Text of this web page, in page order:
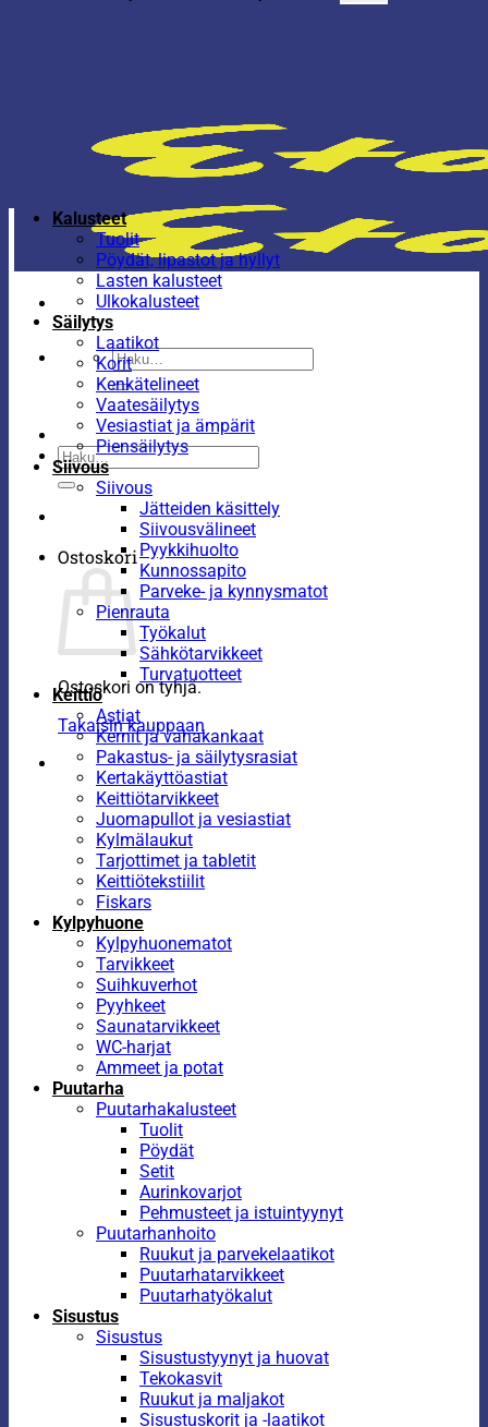
Etsi:
Etsi:
Ostoskori
Ostoskori on tyhjä.
Takaisin kauppaan
Kalusteet
Tuolit
Pöydät, lipastot ja hyllyt
Lasten kalusteet
Ulkokalusteet
Säilytys
Laatikot
Korit
Kenkätelineet
Vaatesäilytys
Vesiastiat ja ämpärit
Piensäilytys
Siivous
Siivous
Jätteiden käsittely
Siivousvälineet
Pyykkihuolto
Kunnossapito
Parveke- ja kynnysmatot
Pienrauta
Työkalut
Sähkötarvikkeet
Turvatuotteet
Keittiö
Astiat
Kernit ja vahakankaat
Pakastus- ja säilytysrasiat
Kertakäyttöastiat
Keittiötarvikkeet
Juomapullot ja vesiastiat
Kylmälaukut
Tarjottimet ja tabletit
Keittiötekstiilit
Fiskars
Kylpyhuone
Kylpyhuonematot
Tarvikkeet
Suihkuverhot
Pyyhkeet
Saunatarvikkeet
WC-harjat
Ammeet ja potat
Puutarha
Puutarhakalusteet
Tuolit
Pöydät
Setit
Aurinkovarjot
Pehmusteet ja istuintyynyt
Puutarhanhoito
Ruukut ja parvekelaatikot
Puutarhatarvikkeet
Puutarhatyökalut
Sisustus
Sisustus
Sisustustyynyt ja huovat
Tekokasvit
Ruukut ja maljakot
Sisustuskorit ja -laatikot